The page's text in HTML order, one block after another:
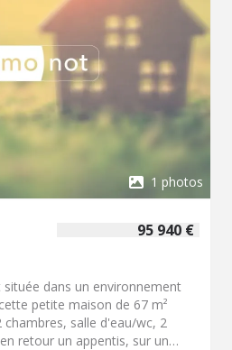
1 photos
95 940 €
située dans un environnement
petite maison de 67 m²
salle d'eau/wc, 2
retour un appentis, sur un